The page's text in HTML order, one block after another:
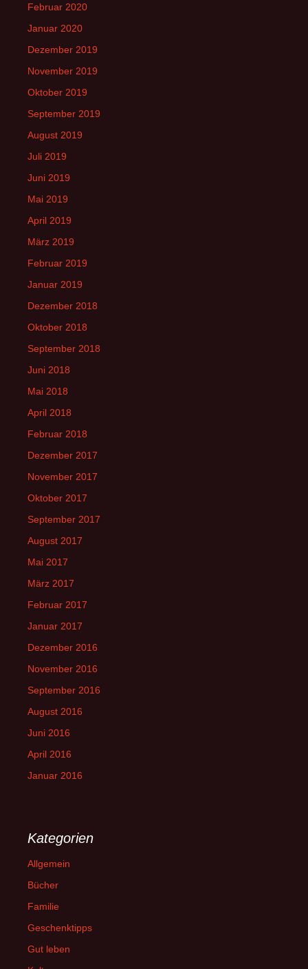
Februar 2020
Januar 2020
Dezember 2019
November 2019
Oktober 2019
September 2019
August 2019
Juli 2019
Juni 2019
Mai 2019
April 2019
März 2019
Februar 2019
Januar 2019
Dezember 2018
Oktober 2018
September 2018
Juni 2018
Mai 2018
April 2018
Februar 2018
Dezember 2017
November 2017
Oktober 2017
September 2017
August 2017
Mai 2017
März 2017
Februar 2017
Januar 2017
Dezember 2016
November 2016
September 2016
August 2016
Juni 2016
April 2016
Januar 2016
Kategorien
Allgemein
Bücher
Familie
Geschenktipps
Gut leben